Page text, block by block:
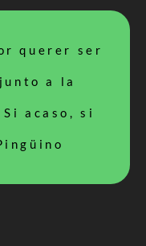
querer ser
a la
acaso, si